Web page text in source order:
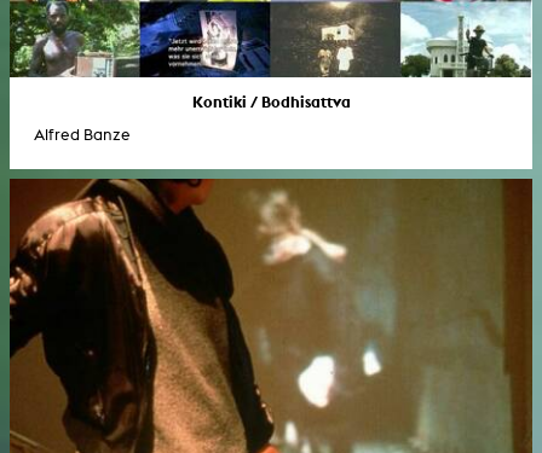
Kontiki / Bodhisattva
Alfred Banze